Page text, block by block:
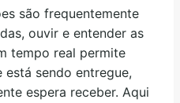
são frequentemente
ouvir e entender as
tempo real permite
está sendo entregue,
espera receber. Aqui